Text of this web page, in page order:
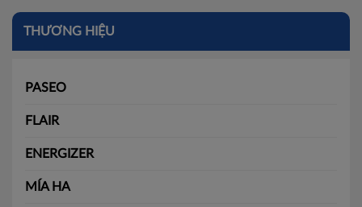
THƯƠNG HIỆU
PASEO
FLAIR
ENERGIZER
MÍA HA